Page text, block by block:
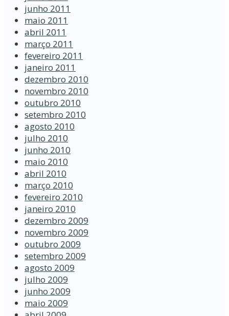
junho 2011
maio 2011
abril 2011
março 2011
fevereiro 2011
janeiro 2011
dezembro 2010
novembro 2010
outubro 2010
setembro 2010
agosto 2010
julho 2010
junho 2010
maio 2010
abril 2010
março 2010
fevereiro 2010
janeiro 2010
dezembro 2009
novembro 2009
outubro 2009
setembro 2009
agosto 2009
julho 2009
junho 2009
maio 2009